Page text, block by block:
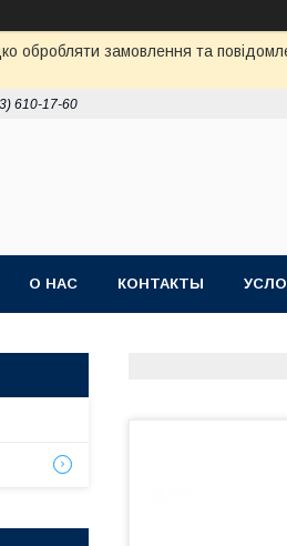
обробляти замовлення та
610-17-60
О НАС КОНТАКТЫ